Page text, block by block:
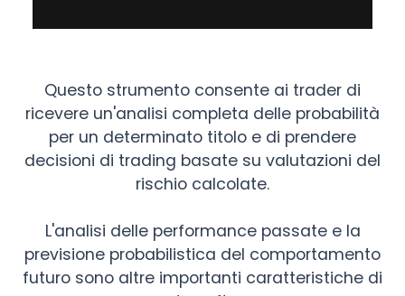
Questo strumento consente ai trader di
ricevere un'analisi completa delle probabilità
per un determinato titolo e di prendere
decisioni di trading basate su valutazioni del
rischio calcolate.
L'analisi delle performance passate e la
previsione probabilistica del comportamento
futuro sono altre importanti caratteristiche di